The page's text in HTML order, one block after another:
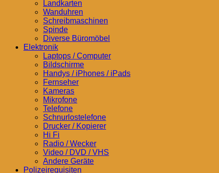
Landkarten
Wanduhren
Schreibmaschinen
Spinde
Diverse Büromöbel
Elektronik
Laptops / Computer
Bildschirme
Handys / iPhones / iPads
Fernseher
Kameras
Mikrofone
Telefone
Schnurlostelefone
Drucker / Kopierer
Hi Fi
Radio / Wecker
Video / DVD / VHS
Andere Geräte
Polizeirequisiten